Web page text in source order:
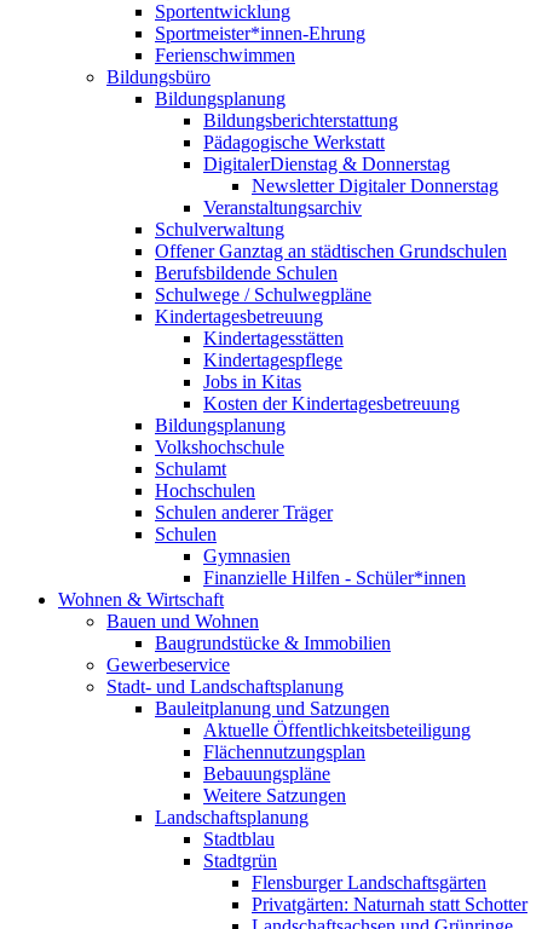
Sportentwicklung
Sportmeister*innen-Ehrung
Ferienschwimmen
Bildungsbüro
Bildungsplanung
Bildungsberichterstattung
Pädagogische Werkstatt
DigitalerDienstag & Donnerstag
Newsletter Digitaler Donnerstag
Veranstaltungsarchiv
Schulverwaltung
Offener Ganztag an städtischen Grundschulen
Berufsbildende Schulen
Schulwege / Schulwegpläne
Kindertagesbetreuung
Kindertagesstätten
Kindertagespflege
Jobs in Kitas
Kosten der Kindertagesbetreuung
Bildungsplanung
Volkshochschule
Schulamt
Hochschulen
Schulen anderer Träger
Schulen
Gymnasien
Finanzielle Hilfen - Schüler*innen
Wohnen & Wirtschaft
Bauen und Wohnen
Baugrundstücke & Immobilien
Gewerbeservice
Stadt- und Landschaftsplanung
Bauleitplanung und Satzungen
Aktuelle Öffentlichkeitsbeteiligung
Flächennutzungsplan
Bebauungspläne
Weitere Satzungen
Landschaftsplanung
Stadtblau
Stadtgrün
Flensburger Landschaftsgärten
Privatgärten: Naturnah statt Schotter